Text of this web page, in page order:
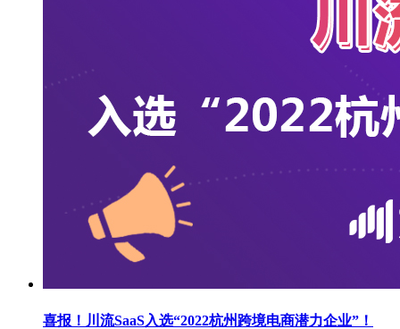
喜报！川流SaaS入选“2022杭州跨境电商潜力企业”！